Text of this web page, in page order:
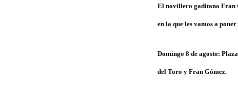
El novillero gaditano Fran
en la que les vamos a
Domingo 8 de agosto:
del Toro y Fran Gómez.